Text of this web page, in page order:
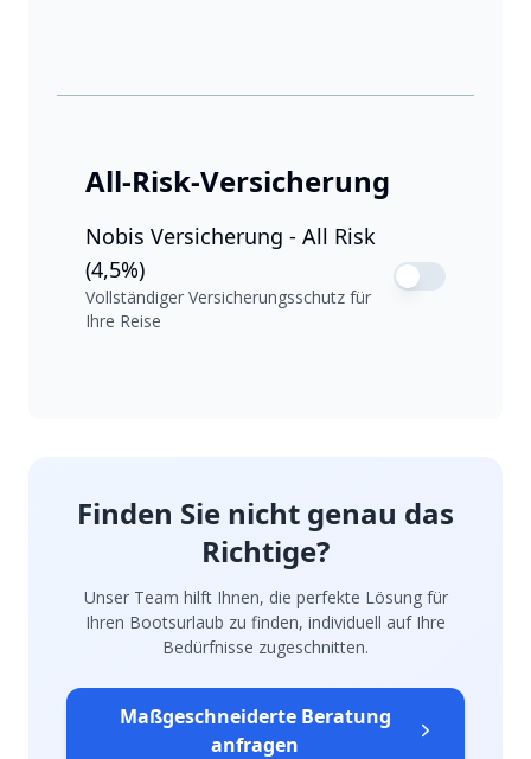
All-Risk-Versicherung
Nobis Versicherung - All Risk
(4,5%)
Vollständiger Versicherungsschutz für
Ihre Reise
Finden Sie nicht genau das
Richtige?
Unser Team hilft Ihnen, die perfekte Lösung für
Ihren Bootsurlaub zu finden, individuell auf Ihre
Bedürfnisse zugeschnitten.
Maßgeschneiderte Beratung
anfragen